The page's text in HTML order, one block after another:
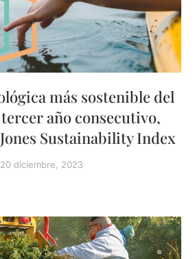
más sostenible del
año consecutivo,
Sustainability Index
20 diciembre, 2023